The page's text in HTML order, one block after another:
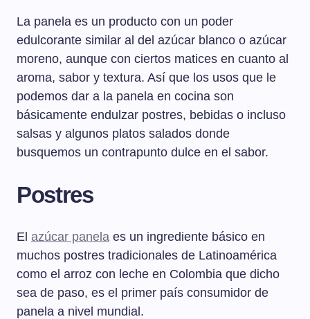
La panela es un producto con un poder
edulcorante similar al del azúcar blanco o azúcar
moreno, aunque con ciertos matices en cuanto al
aroma, sabor y textura. Así que los usos que le
podemos dar a la panela en cocina son
básicamente endulzar postres, bebidas o incluso
salsas y algunos platos salados donde
busquemos un contrapunto dulce en el sabor.
Postres
El azúcar panela es un ingrediente básico en
muchos postres tradicionales de Latinoamérica
como el arroz con leche en Colombia que dicho
sea de paso, es el primer país consumidor de
panela a nivel mundial.